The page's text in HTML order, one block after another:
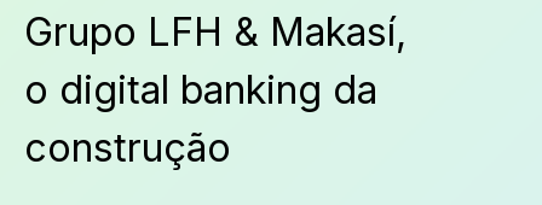
Grupo LFH & Makasí,
o digital banking da
construção